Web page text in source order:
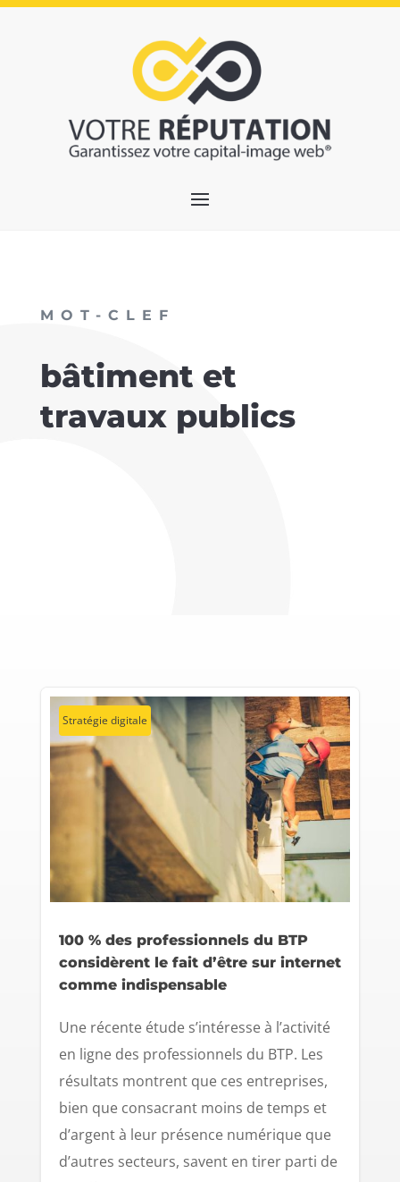
MOT-CLEF
bâtiment et
travaux publics
Stratégie digitale
100 % des professionnels du BTP
considèrent le fait d’être sur internet
comme indispensable
Une récente étude s’intéresse à l’activité
en ligne des professionnels du BTP. Les
résultats montrent que ces entreprises,
bien que consacrant moins de temps et
d’argent à leur présence numérique que
d’autres secteurs, savent en tirer parti de